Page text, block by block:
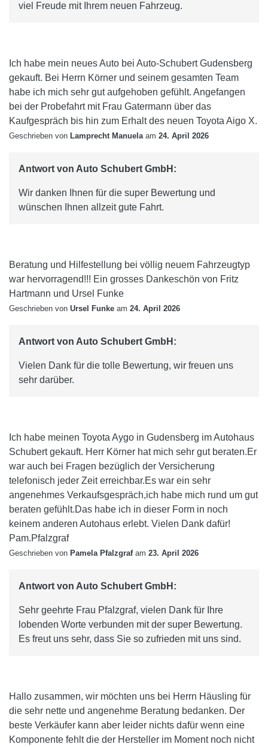
viel Freude mit Ihrem neuen Fahrzeug.
Ich habe mein neues Auto bei Auto-Schubert Gudensberg
gekauft. Bei Herrn Körner und seinem gesamten Team
habe ich mich sehr gut aufgehoben gefühlt. Angefangen
bei der Probefahrt mit Frau Gatermann über das
Kaufgespräch bis hin zum Erhalt des neuen Toyota Aigo X.
Geschrieben von Lamprecht Manuela am 24. April 2026
Antwort von Auto Schubert GmbH:
Wir danken Ihnen für die super Bewertung und
wünschen Ihnen allzeit gute Fahrt.
Beratung und Hilfestellung bei völlig neuem Fahrzeugtyp
war hervorragend!!! Ein grosses Dankeschön von Fritz
Hartmann und Ursel Funke
Geschrieben von Ursel Funke am 24. April 2026
Antwort von Auto Schubert GmbH:
Vielen Dank für die tolle Bewertung, wir freuen uns
sehr darüber.
Ich habe meinen Toyota Aygo in Gudensberg im Autohaus
Schubert gekauft. Herr Körner hat mich sehr gut beraten.Er
war auch bei Fragen bezüglich der Versicherung
telefonisch jeder Zeit erreichbar.Es war ein sehr
angenehmes Verkaufsgespräch,ich habe mich rund um gut
beraten gefühlt.Das habe ich in dieser Form in noch
keinem anderen Autohaus erlebt. Vielen Dank dafür!
Pam.Pfalzgraf
Geschrieben von Pamela Pfalzgraf am 23. April 2026
Antwort von Auto Schubert GmbH:
Sehr geehrte Frau Pfalzgraf, vielen Dank für Ihre
lobenden Worte verbunden mit der super Bewertung.
Es freut uns sehr, dass Sie so zufrieden mit uns sind.
Hallo zusammen, wir möchten uns bei Herrn Häusling für
die sehr nette und angenehme Beratung bedanken. Der
beste Verkäufer kann aber leider nichts dafür wenn eine
Komponente fehlt die der Hersteller im Moment noch nicht